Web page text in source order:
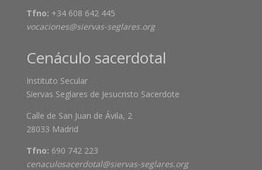
Tfno: +34 608 642 445
vocaciones@siervas-seglares.org
Cenáculo sacerdotal
Instituto Secular
Siervas Seglares de Jesucristo Sacerdote
Calle de San Juan de Ávila, 2
28033 Madrid
Tfno: 690 742 223
cenaculosacerdotal@siervas-seglares.org